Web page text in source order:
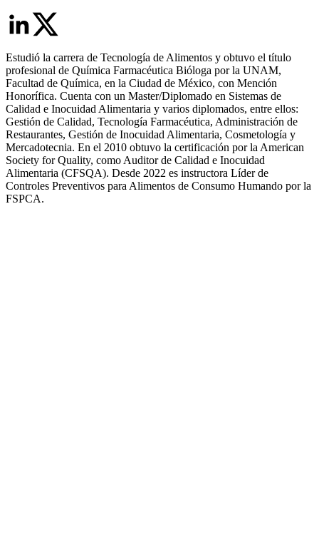
Estudió la carrera de Tecnología de Alimentos y obtuvo el título
profesional de Química Farmacéutica Bióloga por la UNAM,
Facultad de Química, en la Ciudad de México, con Mención
Honorífica. Cuenta con un Master/Diplomado en Sistemas de
Calidad e Inocuidad Alimentaria y varios diplomados, entre ellos:
Gestión de Calidad, Tecnología Farmacéutica, Administración de
Restaurantes, Gestión de Inocuidad Alimentaria, Cosmetología y
Mercadotecnia. En el 2010 obtuvo la certificación por la American
Society for Quality, como Auditor de Calidad e Inocuidad
Alimentaria (CFSQA). Desde 2022 es instructora Líder de
Controles Preventivos para Alimentos de Consumo Humando por la
FSPCA.